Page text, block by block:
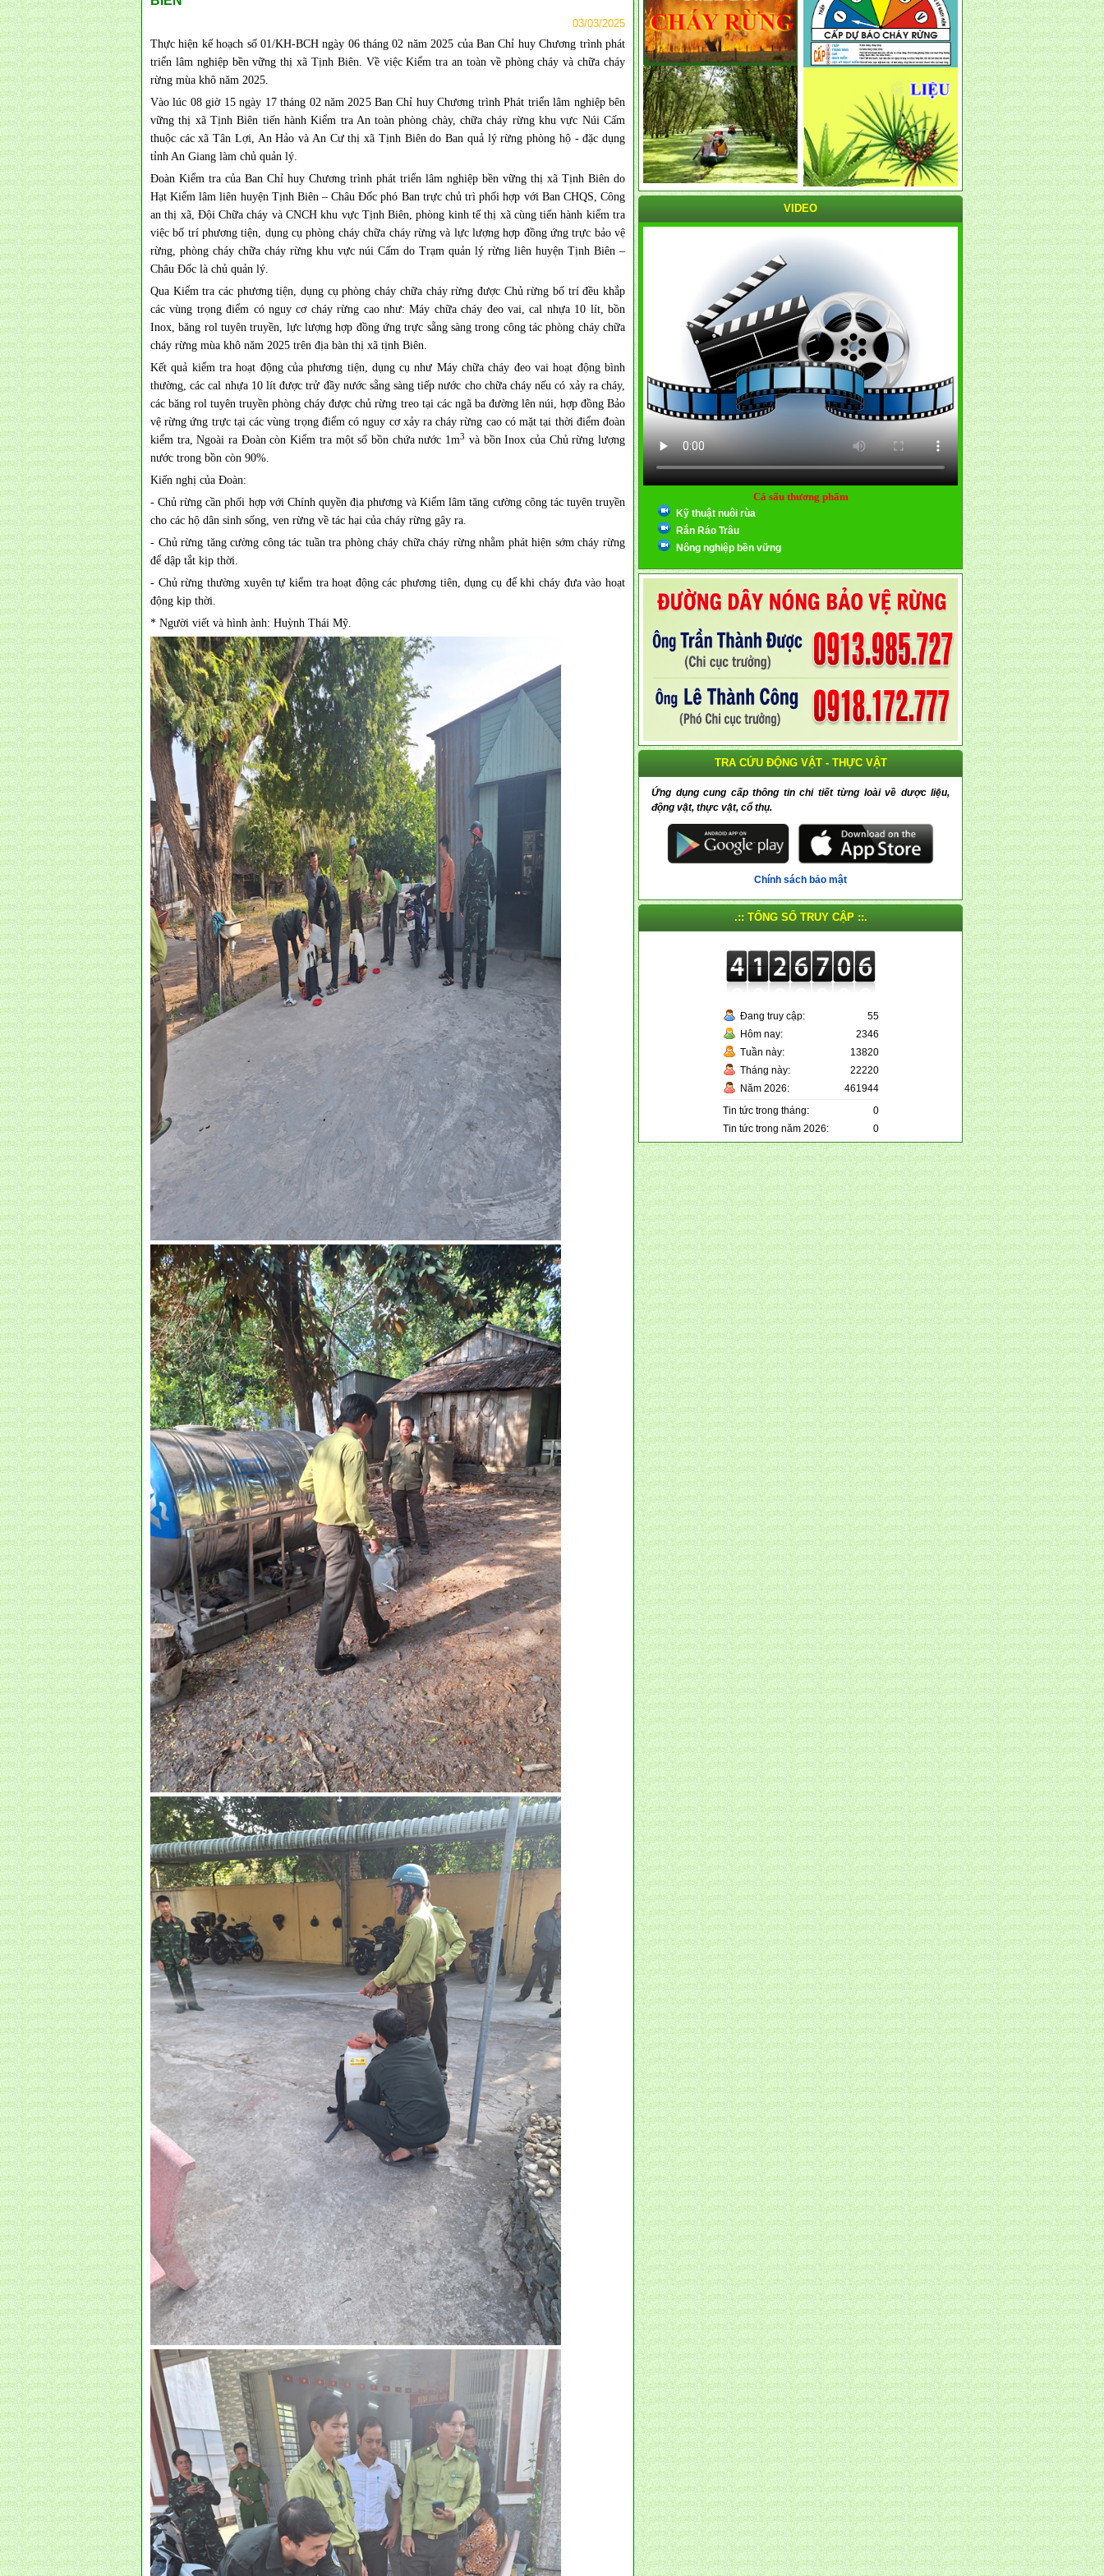
03/03/2025
Thực hiện kế hoạch số 01/KH-BCH ngày 06 tháng 02 năm 2025 của Ban Chỉ huy Chương trình phát
triển lâm nghiệp bền vững thị xã Tịnh Biên. Về việc Kiểm tra an toàn về phòng cháy và chữa cháy
rừng mùa khô năm 2025.
Vào lúc 08 giờ 15 ngày 17 tháng 02 năm 2025 Ban Chỉ huy Chương trình Phát triển lâm nghiệp bên
vững thị xã Tịnh Biên tiến hành Kiểm tra An toàn phòng chày, chữa cháy rừng khu vực Núi Cấm
thuộc các xã Tân Lợi, An Hảo và An Cư thị xã Tịnh Biên do Ban quả lý rừng phòng hộ - đặc dụng
tỉnh An Giang làm chủ quản lý.
Đoàn Kiểm tra của Ban Chỉ huy Chương trình phát triển lâm nghiệp bền vững thị xã Tịnh Biên do
Hạt Kiểm lâm liên huyện Tịnh Biên – Châu Đốc phó Ban trực chủ trì phối hợp với Ban CHQS, Công
an thị xã, Đội Chữa cháy và CNCH khu vực Tịnh Biên, phòng kinh tế thị xã cùng tiến hành kiểm tra
việc bố trí phương tiện, dụng cụ phòng cháy chữa cháy rừng và lực lượng hợp đồng ứng trực bảo vệ
rừng, phòng cháy chữa cháy rừng khu vực núi Cấm do Trạm quản lý rừng liên huyện Tịnh Biên –
Châu Đốc là chủ quản lý.
Qua Kiểm tra các phương tiện, dụng cụ phòng cháy chữa cháy rừng được Chủ rừng bố trí đều khắp
các vùng trọng điểm có nguy cơ cháy rừng cao như: Máy chữa cháy đeo vai, cal nhựa 10 lít, bồn
Inox, băng rol tuyên truyền, lực lượng hợp đồng ứng trực sẵng sàng trong công tác phòng cháy chữa
cháy rừng mùa khô năm 2025 trên địa bàn thị xã tịnh Biên.
Kết quả kiểm tra hoạt động của phương tiện, dụng cụ như Máy chữa cháy đeo vai hoạt động bình
thường, các cal nhựa 10 lít được trử đầy nước sẵng sàng tiếp nước cho chữa cháy nếu có xảy ra cháy,
các băng rol tuyên truyền phòng cháy được chủ rừng treo tại các ngã ba đường lên núi, hợp đồng Bảo
vệ rừng ứng trực tại các vùng trọng điểm có nguy cơ xảy ra cháy rừng cao có mặt tại thời điểm đoàn
kiểm tra, Ngoài ra Đoàn còn Kiểm tra một số bồn chứa nước 1m3 và bồn Inox của Chủ rừng lượng
nước trong bồn còn 90%.
Kiến nghị của Đoàn:
- Chủ rừng cần phối hợp với Chính quyền địa phương và Kiểm lâm tăng cường công tác tuyên truyền
cho các hộ dân sinh sống, ven rừng về tác hại của cháy rừng gây ra.
- Chủ rừng tăng cường công tác tuần tra phòng cháy chữa cháy rừng nhằm phát hiện sớm cháy rừng
để dập tắt kịp thời.
- Chủ rừng thường xuyên tự kiểm tra hoạt động các phương tiên, dụng cụ để khi cháy đưa vào hoạt
động kịp thời.
* Người viết và hình ành: Huỳnh Thái Mỹ.
VIDEO
Cá sấu thương phẩm
Kỹ thuật nuôi rùa
Rắn Ráo Trâu
Nông nghiệp bền vững
TRA CỨU ĐỘNG VẬT - THỰC VẬT
Ứng dụng cung cấp thông tin chi tiết từng loài về dược liệu,
động vật, thực vật, cổ thụ.
Chính sách bảo mật
.:: TỔNG SỐ TRUY CẬP ::.
Đang truy cập:
55
Hôm nay:
2346
Tuần này:
13820
Tháng này:
22220
Năm 2026:
461944
Tin tức trong tháng:
0
Tin tức trong năm 2026:
0